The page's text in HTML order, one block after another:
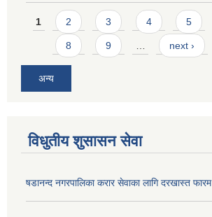
Pages
1 2 3 4 5
8 9 … next ›
अन्य
विधुतीय शुसासन सेवा
षडानन्द नगरपालिका करार सेवाका लागि दरखास्त फारम